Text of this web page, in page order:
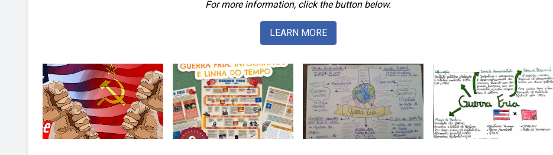
For more information, click the button below.
LEARN MORE